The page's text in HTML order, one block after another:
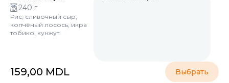
240 г
Рис, сливочный сыр,
копчёный лосось, икра
тобико, кунжут.
159,00 MDL Выбрать